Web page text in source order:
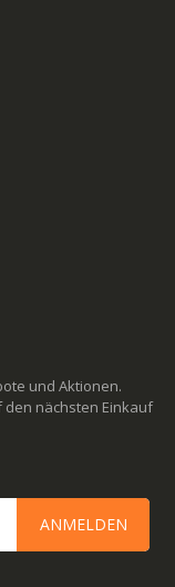
und Aktionen.
den nächsten Einkauf
ANMELDEN